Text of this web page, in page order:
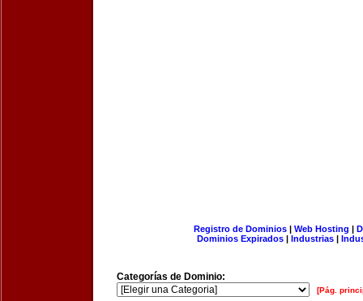
Registro de Dominios| Web Hosting |
Dominios Expirados | Industrias |
Categorías de Dominio:
[Pág.